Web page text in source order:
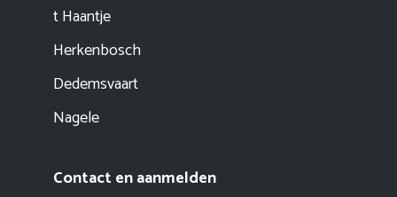
t Haantje
Herkenbosch
Dedemsvaart
Nagele
Contact en aanmelden